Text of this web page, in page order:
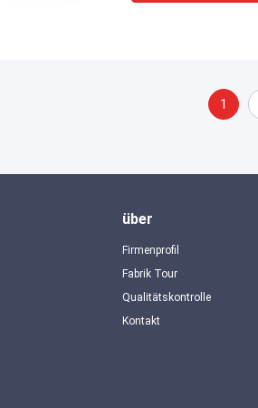
1
über
Firmenprofil
Fabrik Tour
Qualitätskontrolle
Kontakt